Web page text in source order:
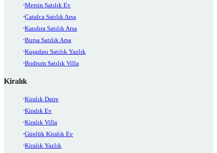
Mersin Satılık Ev
Çatalca Satılık Arsa
Kandıra Satılık Arsa
Bursa Satılık Arsa
Kuşadası Satılık Yazlık
Bodrum Satılık Villa
Kiralık
Kiralık Daire
Kiralık Ev
Kiralık Villa
Günlük Kiralık Ev
Kiralık Yazlık